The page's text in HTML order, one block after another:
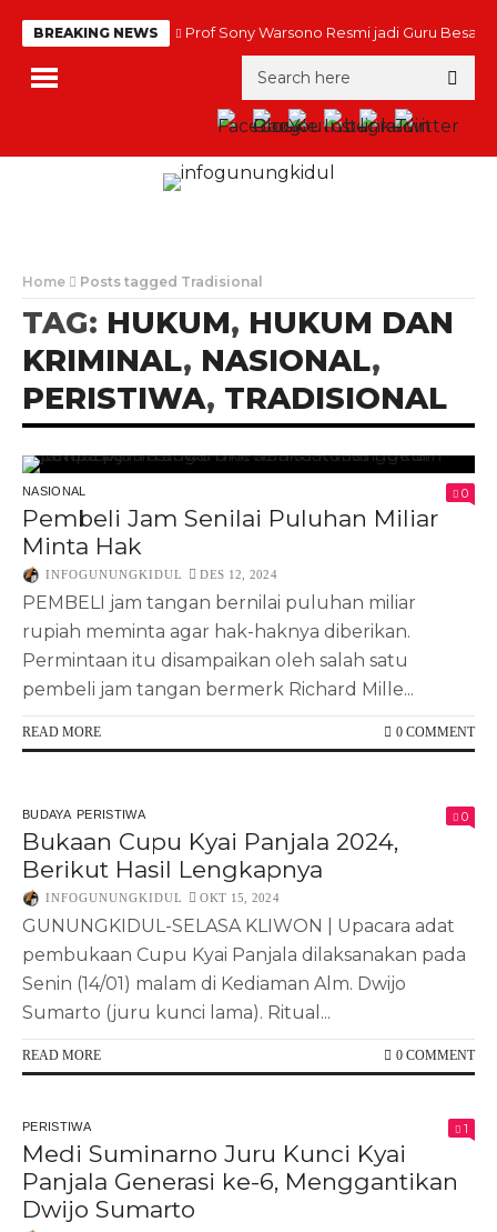
BREAKING NEWS Prof Sony Warsono Resmi jadi Guru Besar
Home Posts tagged Tradisional
TAG: HUKUM, HUKUM DAN
KRIMINAL, NASIONAL,
PERISTIWA, TRADISIONAL
NASIONAL 0
Pembeli Jam Senilai Puluhan Miliar
Minta Hak
INFOGUNUNGKIDUL DES 12, 2024
PEMBELI jam tangan bernilai puluhan miliar
rupiah meminta agar hak-haknya diberikan.
Permintaan itu disampaikan oleh salah satu
pembeli jam tangan bermerk Richard Mille...
READ MORE 0 COMMENT
BUDAYA PERISTIWA 0
Bukaan Cupu Kyai Panjala 2024,
Berikut Hasil Lengkapnya
INFOGUNUNGKIDUL OKT 15, 2024
GUNUNGKIDUL-SELASA KLIWON | Upacara adat
pembukaan Cupu Kyai Panjala dilaksanakan pada
Senin (14/01) malam di Kediaman Alm. Dwijo
Sumarto (juru kunci lama). Ritual...
READ MORE 0 COMMENT
PERISTIWA 1
Medi Suminarno Juru Kunci Kyai
Panjala Generasi ke-6, Menggantikan
Dwijo Sumarto